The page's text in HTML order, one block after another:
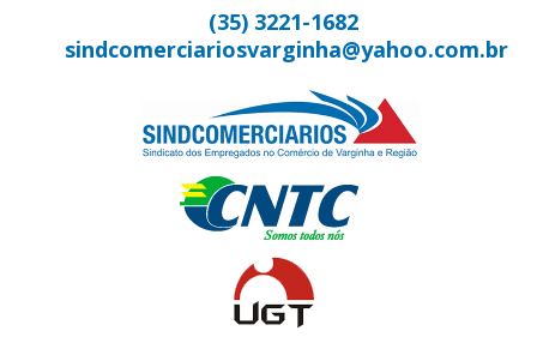
(35) 3221-1682
sindcomerciariosvarginha@yahoo.com.br